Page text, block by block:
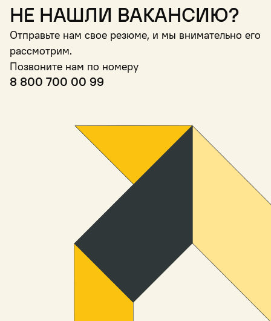
Не нашли вакансию?
Отправьте нам свое резюме, и мы внимательно его
рассмотрим.
Позвоните нам по номеру
8 800 700 00 99